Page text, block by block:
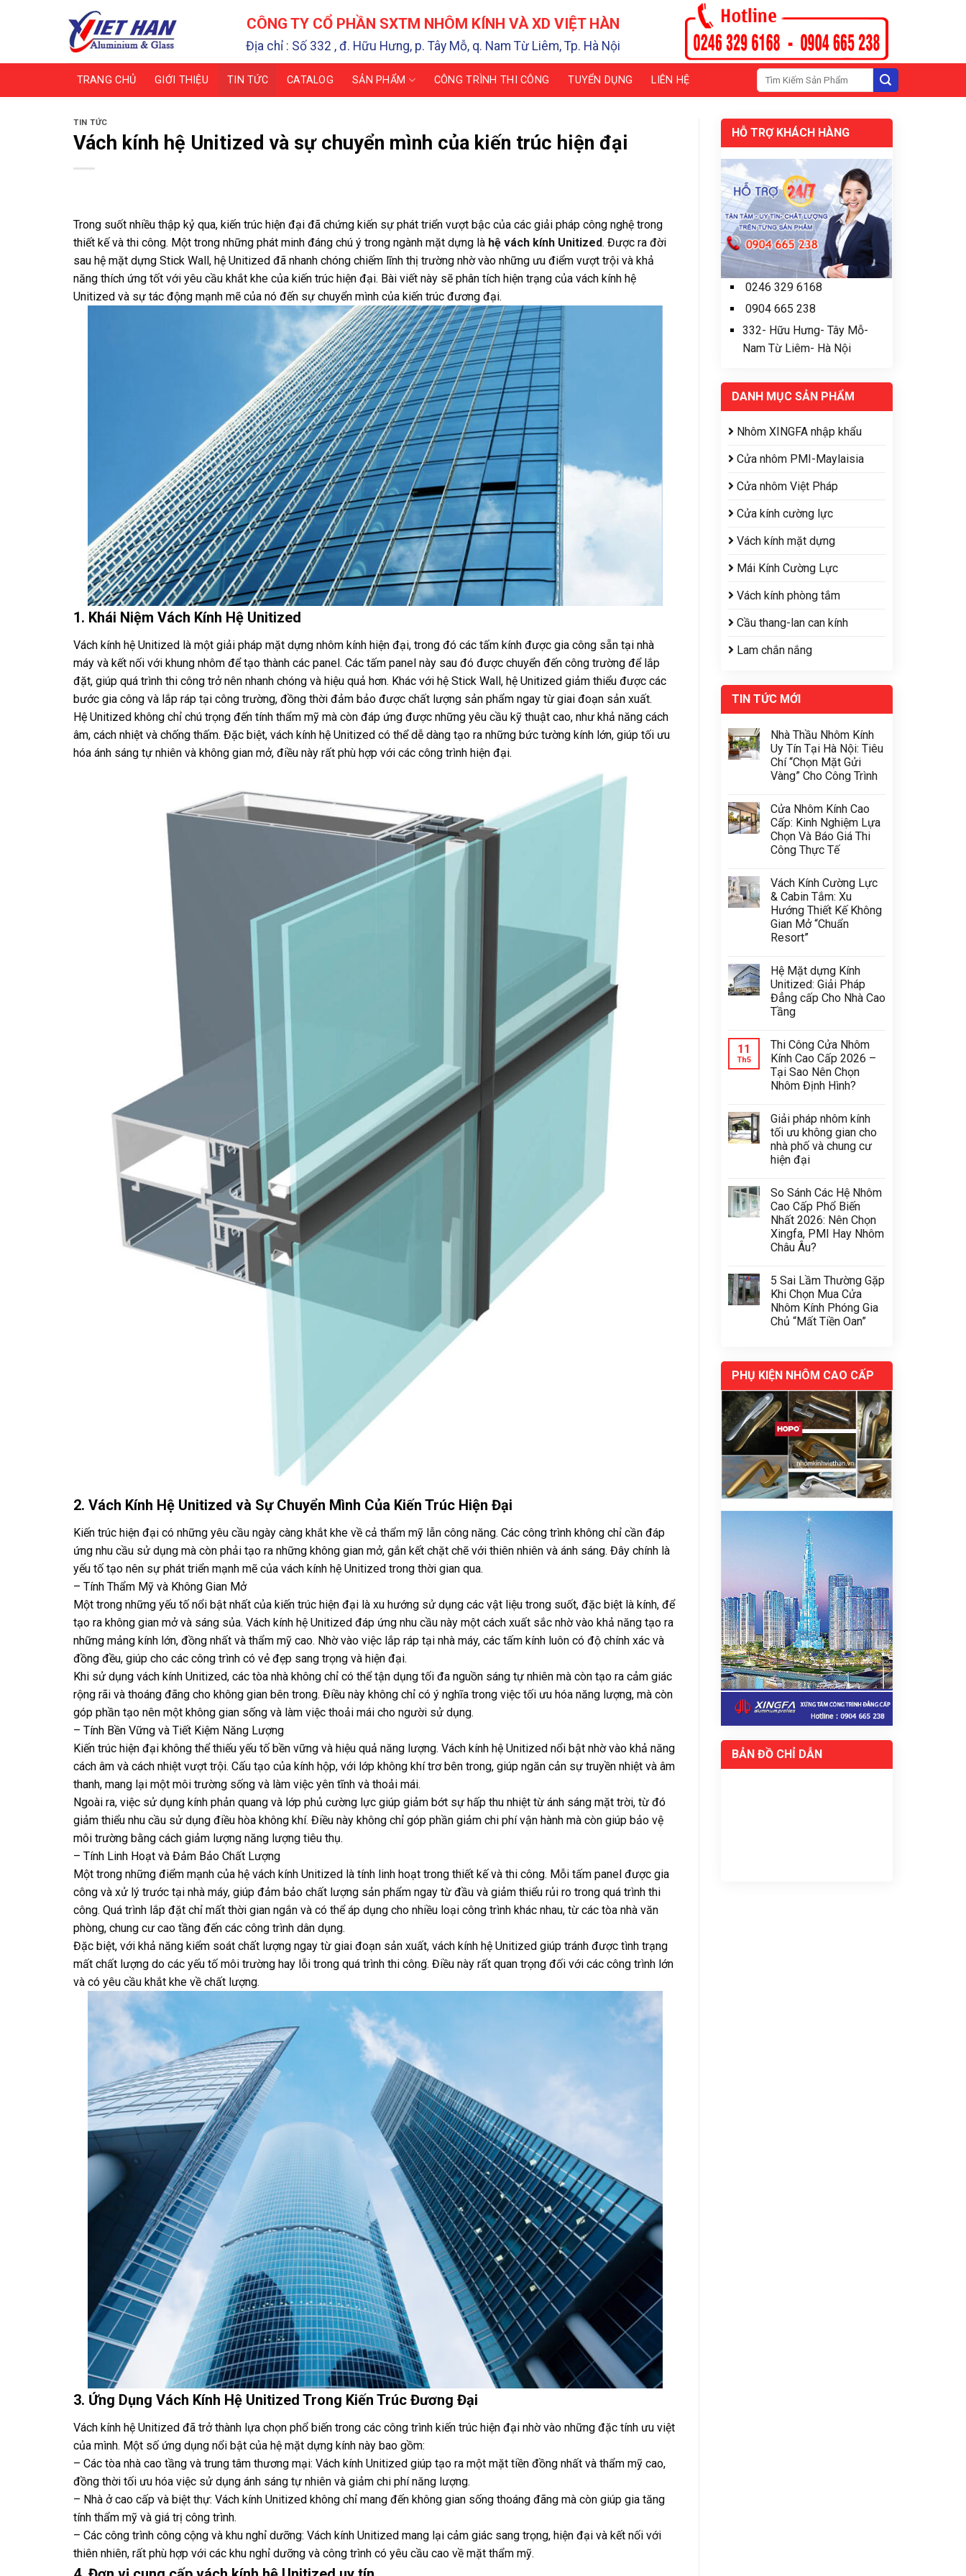
dung
CÔNG TY CỔ PHẦN SXTM NHÔM KÍNH VÀ XD VIỆT HÀN
Địa chỉ : Số 332 , đ. Hữu Hưng, p. Tây Mỗ, q. Nam Từ Liêm, Tp. Hà Nội
TRANG CHỦ GIỚI THIỆU TIN TỨC CATALOG SẢN PHẨM CÔNG TRÌNH THI CÔNG TUYỂN DỤNG LIÊN HỆ
Tìm
kiếm:
TIN TỨC
Vách kính hệ Unitized và sự chuyển mình của kiến trúc hiện đại
Trong suốt nhiều thập kỷ qua, kiến trúc hiện đại đã chứng kiến sự phát triển vượt bậc của các giải pháp công nghệ trong
thiết kế và thi công. Một trong những phát minh đáng chú ý trong ngành mặt dựng là hệ vách kính Unitized. Được ra đời
sau hệ mặt dựng Stick Wall, hệ Unitized đã nhanh chóng chiếm lĩnh thị trường nhờ vào những ưu điểm vượt trội và khả
năng thích ứng tốt với yêu cầu khắt khe của kiến trúc hiện đại. Bài viết này sẽ phân tích hiện trạng của vách kính hệ
Unitized và sự tác động mạnh mẽ của nó đến sự chuyển mình của kiến trúc đương đại.
1. Khái Niệm Vách Kính Hệ Unitized
Vách kính hệ Unitized là một giải pháp mặt dựng nhôm kính hiện đại, trong đó các tấm kính được gia công sẵn tại nhà
máy và kết nối với khung nhôm để tạo thành các panel. Các tấm panel này sau đó được chuyển đến công trường để lắp
đặt, giúp quá trình thi công trở nên nhanh chóng và hiệu quả hơn. Khác với hệ Stick Wall, hệ Unitized giảm thiểu được các
bước gia công và lắp ráp tại công trường, đồng thời đảm bảo được chất lượng sản phẩm ngay từ giai đoạn sản xuất.
Hệ Unitized không chỉ chú trọng đến tính thẩm mỹ mà còn đáp ứng được những yêu cầu kỹ thuật cao, như khả năng cách
âm, cách nhiệt và chống thấm. Đặc biệt, vách kính hệ Unitized có thể dễ dàng tạo ra những bức tường kính lớn, giúp tối ưu
hóa ánh sáng tự nhiên và không gian mở, điều này rất phù hợp với các công trình hiện đại.
2. Vách Kính Hệ Unitized và Sự Chuyển Mình Của Kiến Trúc Hiện Đại
Kiến trúc hiện đại có những yêu cầu ngày càng khắt khe về cả thẩm mỹ lẫn công năng. Các công trình không chỉ cần đáp
ứng nhu cầu sử dụng mà còn phải tạo ra những không gian mở, gắn kết chặt chẽ với thiên nhiên và ánh sáng. Đây chính là
yếu tố tạo nên sự phát triển mạnh mẽ của vách kính hệ Unitized trong thời gian qua.
– Tính Thẩm Mỹ và Không Gian Mở
Một trong những yếu tố nổi bật nhất của kiến trúc hiện đại là xu hướng sử dụng các vật liệu trong suốt, đặc biệt là kính, để
tạo ra không gian mở và sáng sủa. Vách kính hệ Unitized đáp ứng nhu cầu này một cách xuất sắc nhờ vào khả năng tạo ra
những mảng kính lớn, đồng nhất và thẩm mỹ cao. Nhờ vào việc lắp ráp tại nhà máy, các tấm kính luôn có độ chính xác và
đồng đều, giúp cho các công trình có vẻ đẹp sang trọng và hiện đại.
Khi sử dụng vách kính Unitized, các tòa nhà không chỉ có thể tận dụng tối đa nguồn sáng tự nhiên mà còn tạo ra cảm giác
rộng rãi và thoáng đãng cho không gian bên trong. Điều này không chỉ có ý nghĩa trong việc tối ưu hóa năng lượng, mà còn
góp phần tạo nên một không gian sống và làm việc thoải mái cho người sử dụng.
– Tính Bền Vững và Tiết Kiệm Năng Lượng
Kiến trúc hiện đại không thể thiếu yếu tố bền vững và hiệu quả năng lượng. Vách kính hệ Unitized nổi bật nhờ vào khả năng
cách âm và cách nhiệt vượt trội. Cấu tạo của kính hộp, với lớp không khí trơ bên trong, giúp ngăn cản sự truyền nhiệt và âm
thanh, mang lại một môi trường sống và làm việc yên tĩnh và thoải mái.
Ngoài ra, việc sử dụng kính phản quang và lớp phủ cường lực giúp giảm bớt sự hấp thu nhiệt từ ánh sáng mặt trời, từ đó
giảm thiểu nhu cầu sử dụng điều hòa không khí. Điều này không chỉ góp phần giảm chi phí vận hành mà còn giúp bảo vệ
môi trường bằng cách giảm lượng năng lượng tiêu thụ.
– Tính Linh Hoạt và Đảm Bảo Chất Lượng
Một trong những điểm mạnh của hệ vách kính Unitized là tính linh hoạt trong thiết kế và thi công. Mỗi tấm panel được gia
công và xử lý trước tại nhà máy, giúp đảm bảo chất lượng sản phẩm ngay từ đầu và giảm thiểu rủi ro trong quá trình thi
công. Quá trình lắp đặt chỉ mất thời gian ngắn và có thể áp dụng cho nhiều loại công trình khác nhau, từ các tòa nhà văn
phòng, chung cư cao tầng đến các công trình dân dụng.
Đặc biệt, với khả năng kiểm soát chất lượng ngay từ giai đoạn sản xuất, vách kính hệ Unitized giúp tránh được tình trạng
mất chất lượng do các yếu tố môi trường hay lỗi trong quá trình thi công. Điều này rất quan trọng đối với các công trình lớn
và có yêu cầu khắt khe về chất lượng.
3. Ứng Dụng Vách Kính Hệ Unitized Trong Kiến Trúc Đương Đại
Vách kính hệ Unitized đã trở thành lựa chọn phổ biến trong các công trình kiến trúc hiện đại nhờ vào những đặc tính ưu việt
của mình. Một số ứng dụng nổi bật của hệ mặt dựng kính này bao gồm:
– Các tòa nhà cao tầng và trung tâm thương mại: Vách kính Unitized giúp tạo ra một mặt tiền đồng nhất và thẩm mỹ cao,
đồng thời tối ưu hóa việc sử dụng ánh sáng tự nhiên và giảm chi phí năng lượng.
– Nhà ở cao cấp và biệt thự: Vách kính Unitized không chỉ mang đến không gian sống thoáng đãng mà còn giúp gia tăng
tính thẩm mỹ và giá trị công trình.
– Các công trình công cộng và khu nghỉ dưỡng: Vách kính Unitized mang lại cảm giác sang trọng, hiện đại và kết nối với
thiên nhiên, rất phù hợp với các khu nghỉ dưỡng và công trình có yêu cầu cao về mặt thẩm mỹ.
HỖ TRỢ KHÁCH HÀNG
0246 329 6168
0904 665 238
332- Hữu Hưng- Tây Mỗ-
Nam Từ Liêm- Hà Nội
DANH MỤC SẢN PHẨM
Nhôm XINGFA nhập khẩu
Cửa nhôm PMI-Maylaisia
Cửa nhôm Việt Pháp
Cửa kính cường lực
Vách kính mặt dựng
Mái Kính Cường Lực
Vách kính phòng tắm
Cầu thang-lan can kính
Lam chắn nắng
TIN TỨC MỚI
Nhà Thầu Nhôm Kính
Uy Tín Tại Hà Nội: Tiêu
Chí “Chọn Mặt Gửi
Vàng” Cho Công Trình
Cửa Nhôm Kính Cao
Cấp: Kinh Nghiệm Lựa
Chọn Và Báo Giá Thi
Công Thực Tế
Vách Kính Cường Lực
& Cabin Tắm: Xu
Hướng Thiết Kế Không
Gian Mở “Chuẩn
Resort”
Hệ Mặt dựng Kính
Unitized: Giải Pháp
Đẳng cấp Cho Nhà Cao
Tầng
11
Th5
Thi Công Cửa Nhôm
Kính Cao Cấp 2026 –
Tại Sao Nên Chọn
Nhôm Định Hình?
Giải pháp nhôm kính
tối ưu không gian cho
nhà phố và chung cư
hiện đại
So Sánh Các Hệ Nhôm
Cao Cấp Phổ Biến
Nhất 2026: Nên Chọn
Xingfa, PMI Hay Nhôm
Châu Âu?
5 Sai Lầm Thường Gặp
Khi Chọn Mua Cửa
Nhôm Kính Phóng Gia
Chủ “Mất Tiền Oan”
PHỤ KIỆN NHÔM CAO CẤP
BẢN ĐỒ CHỈ DẪN